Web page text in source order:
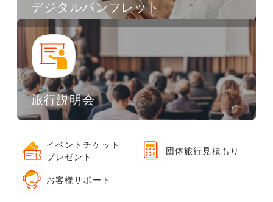
デジタルパンフレット
旅行説明会
イベントチケット
プレゼント
団体旅行見積もり
お客様サポート